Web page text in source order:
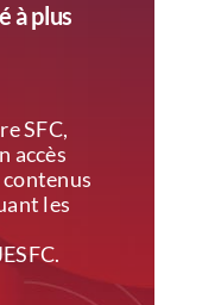
à plus
SFC,
accès
les